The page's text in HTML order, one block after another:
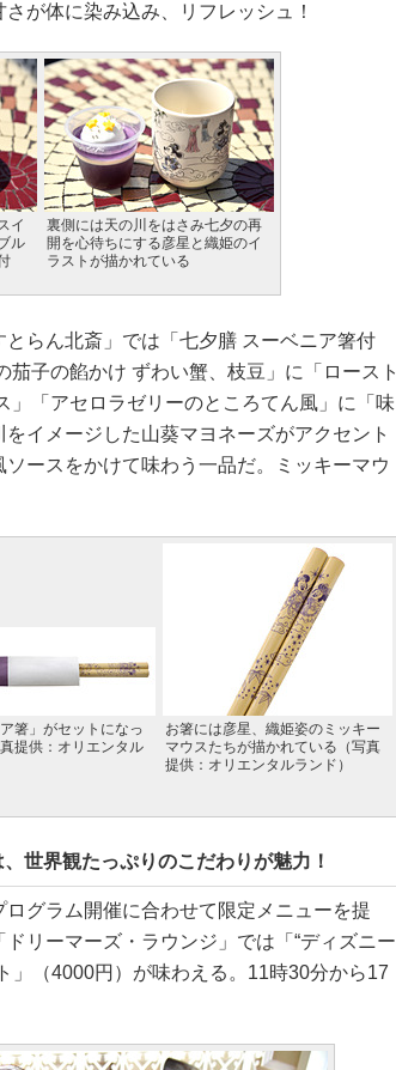
が体に染み込み、リフレッシュ！
イ
ル
裏側には天の川をはさみ七夕の再
開を心待ちにする彦星と織姫のイ
ラストが描かれている
らん北斎」では「七夕膳 スーベニア箸付
子の餡かけ ずわい蟹、枝豆」に「ロースト
」「アセロラゼリーのところてん風」に「味
イメージした山葵マヨネーズがアクセント
ースをかけて味わう一品だ。ミッキーマウ
ア箸」がセットになっ
提供：オリエンタル
お箸には彦星、織姫姿のミッキー
マウスたちが描かれている（写真
提供：オリエンタルランド）
世界観たっぷりのこだわりが魅力！
グラム開催に合わせて限定メニューを提
リーマーズ・ラウンジ」では「“ディズニー
」（4000円）が味わえる。11時30分から17